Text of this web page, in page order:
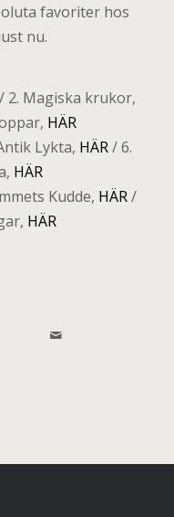
favoriter hos
nu.
/ 2. Magiska krukor,
HÄR
Lykta, HÄR/ 6.
HÄR
Kudde, HÄR/
HÄR